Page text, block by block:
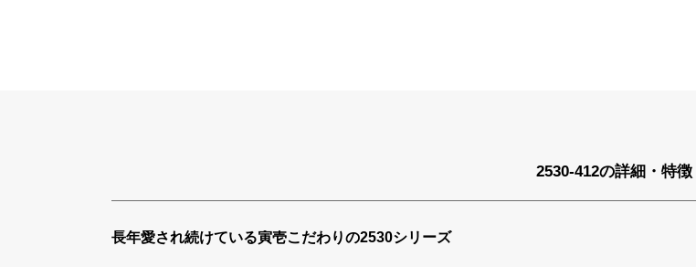
2530-412の詳細・特徴
長年愛され続けている寅壱こだわりの2530シリーズ